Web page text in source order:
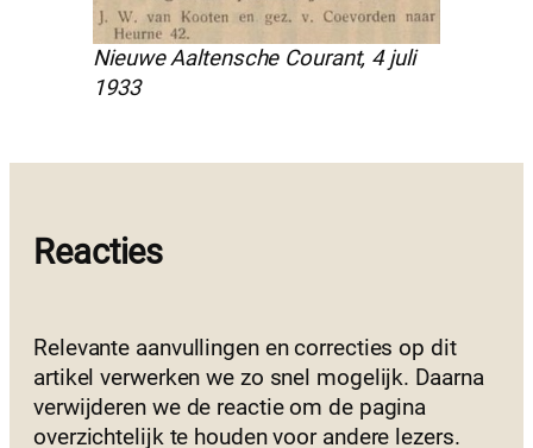
Nieuwe Aaltensche Courant, 4 juli
1933
Reacties
Relevante aanvullingen en correcties op dit
artikel verwerken we zo snel mogelijk. Daarna
verwijderen we de reactie om de pagina
overzichtelijk te houden voor andere lezers.